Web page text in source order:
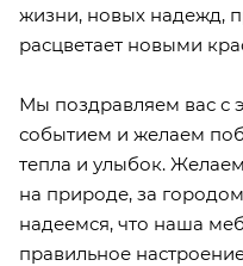
жизни, новых надежд,
расцветает новыми
Мы поздравляем вас с
событием и желаем
тепла и улыбок.
на природе, за
надеемся, что наша
правильное